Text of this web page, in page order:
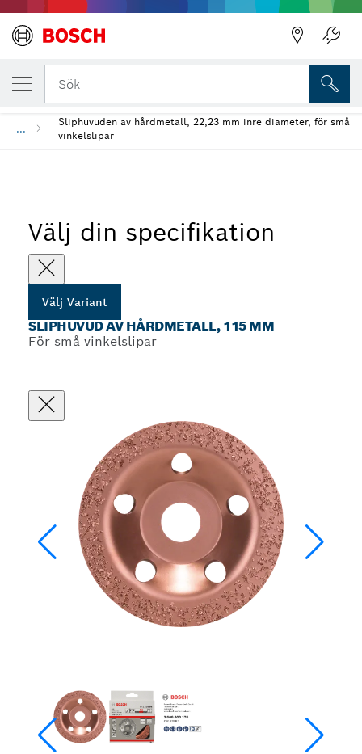
Sök
...
Sliphuvuden av hårdmetall, 22,23 mm inre diameter, för små
vinkelslipar
Välj din specifikation
Välj Variant
SLIPHUVUD AV HÅRDMETALL, 115 MM
För små vinkelslipar
DIN UTVALDA VARIANT
Sliphuvud av hårdmetall, 115 mm